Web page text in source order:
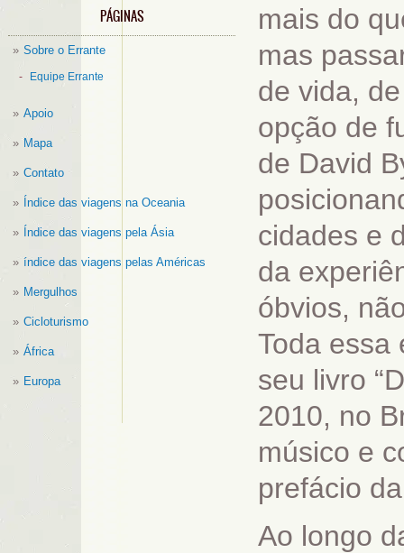
PÁGINAS
Sobre o Errante
Equipe Errante
Apoio
Mapa
Contato
Índice das viagens na Oceania
Índice das viagens pela Ásia
índice das viagens pelas Américas
Mergulhos
Cicloturismo
África
Europa
mais do
mas
de vida,
opção de
de David
cidades e
da
óbvios,
Toda essa
seu livro
2010, no
músico e
prefácio
Ao longo